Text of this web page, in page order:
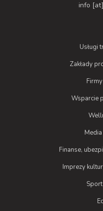
info
Usługi
Zakłady
Wsparcie
Finanse,
Imprezy